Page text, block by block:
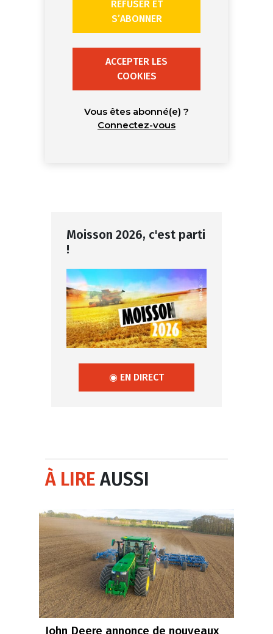
REFUSER ET
S’ABONNER
ACCEPTER LES
COOKIES
Vous êtes abonné(e) ?
Connectez-vous
Moisson 2026, c'est parti
!
◉ EN DIRECT
À LIREAUSSI
John Deere annonce de nouveaux